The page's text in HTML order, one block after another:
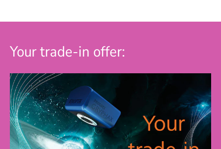
Your trade-in offer: